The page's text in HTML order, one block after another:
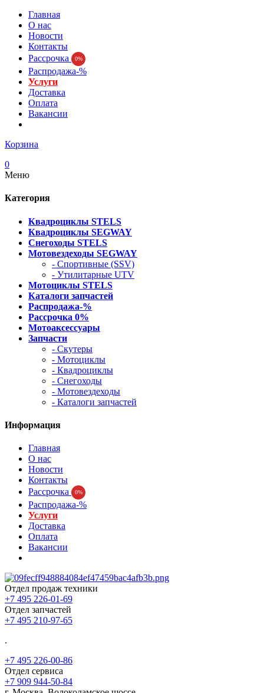
Главная
О нас
Новости
Контакты
Рассрочка
0%
Распродажа-%
Услуги
Доставка
Оплата
Вакансии
Корзина
0
Меню
Категория
Квадроциклы STELS
Квадроциклы SEGWAY
Снегоходы STELS
Мотовездеходы SEGWAY
- Спортивные (SSV)
- Утилитарные UTV
Мотоциклы STELS
Каталоги запчастей
Распродажа-%
Рассрочка 0%
Мотоаксессуары
Запчасти
- Скутеры
- Мотоциклы
- Квадроциклы
- Снегоходы
- Мотовездеходы
- Каталоги запчастей
Информация
Главная
О нас
Новости
Контакты
Рассрочка
0%
Распродажа-%
Услуги
Доставка
Оплата
Вакансии
Отдел продаж техники
+7 495 226-01-69
Отдел запчастей
+7 495 210-97-65
.
+7 495 226-00-86
Отдел сервиса
+7 909 944-50-84